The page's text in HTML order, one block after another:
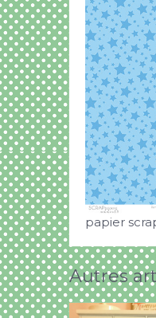
papier
Autres